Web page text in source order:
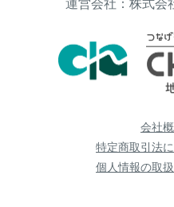
運営会社：株式会
会社
特定商取引法
個人情報の取